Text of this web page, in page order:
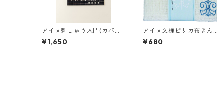
アイヌ刺しゅう入門(カパラ
ミプ編)
¥1,650
アイヌ文様ピリカ布きん
(青)
¥680